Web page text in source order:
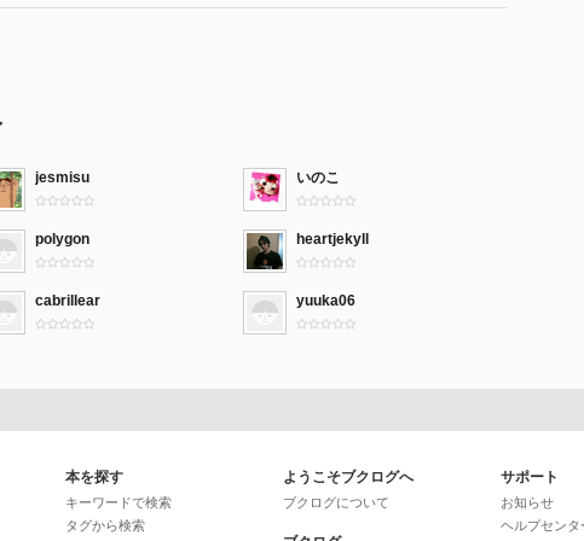
jesmisu いのこ
polygon heartjekyll
cabrillear yuuka06
本を探す
キーワードで検索
タグから検索
ようこそブクログへ
ブクログについて
サポート
お知らせ
ヘルプセンタ